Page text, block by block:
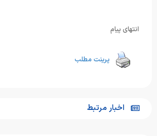
انتهای پیام
پرینت مطلب
اخبار مرتبط